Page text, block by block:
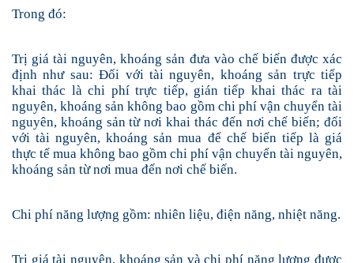
Trong đó:
Trị giá tài nguyên, khoáng sản đưa vào chế biến được xác
định như sau: Đối với tài nguyên, khoáng sản trực tiếp
khai thác là chi phí trực tiếp, gián tiếp khai thác ra tài
nguyên, khoáng sản không bao gồm chi phí vận chuyển tài
nguyên, khoáng sản từ nơi khai thác đến nơi chế biến; đối
với tài nguyên, khoáng sản mua để chế biến tiếp là giá
thực tế mua không bao gồm chi phí vận chuyển tài nguyên,
khoáng sản từ nơi mua đến nơi chế biến.
Chi phí năng lượng gồm: nhiên liệu, điện năng, nhiệt năng.
Trị giá tài nguyên, khoáng sản và chi phí năng lượng được